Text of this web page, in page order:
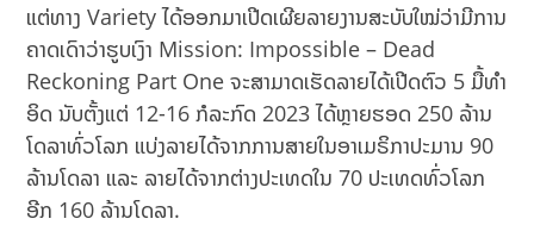
ແຕ່ທາງ Variety ໄດ້ອອກມາເປີດເຜີຍລາຍງານສະບັບໃໝ່ວ່າມີການ
ຄາດເດົາວ່າຮູບເງົາ Mission: Impossible – Dead
Reckoning Part One ຈະສາມາດເຮັດລາຍໄດ້ເປີດຕົວ 5 ມື້ທໍາ
ອິດ ນັບຕັ້ງແຕ່ 12-16 ກໍລະກົດ 2023 ໄດ້ຫຼາຍຮອດ 250 ລ້ານ
ໂດລາທົ່ວໂລກ ແບ່ງລາຍໄດ້ຈາກການສາຍໃນອາເມຣິກາປະມານ 90
ລ້ານໂດລາ ແລະ ລາຍໄດ້ຈາກຕ່າງປະເທດໃນ 70 ປະເທດທົ່ວໂລກ
ອີກ 160 ລ້ານໂດລາ.